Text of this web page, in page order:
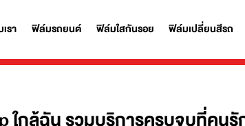
ยวกับเรา ฟิล์มรถยนต์ ฟิล์มใสกันรอย ฟิล์มเ